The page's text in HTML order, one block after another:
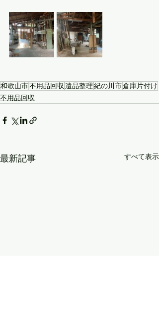
和歌山市不用品回収遺品整理紀の川市倉庫片付け
不用品回収
最新記事 すべて表示